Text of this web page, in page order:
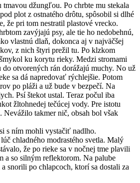
džungľou. Po chrbte mu stekala
plot z ostnatého drôtu, spôsobil si dlhé
že pri tom nestratil plastové vrecko.
zavýjajú psy, ale tie ho nedobehnú,
vlastnú dlaň, dokonca aj v najväčšej
z nich štyri prežil tu. Po klzkom
ku korytu rieky. Medzi stromami
otvorených rán dorážajú muchy. No už
sa dá napredovať rýchlejšie. Potom
po pláži a už bude v bezpečí. Na
Psí štekot ustal. Teraz počul iba
žltohnedej tečúcej vody. Pre istotu
takmer nič, obsah bol však
s ním mohli vystačiť nadlho.
chladného modrastého svetla. Malý
že po rieke sa v nočnej tme plavili
a so silným reflektorom. Na palube
snorili po chlapcoch, ktorí sa dostali za